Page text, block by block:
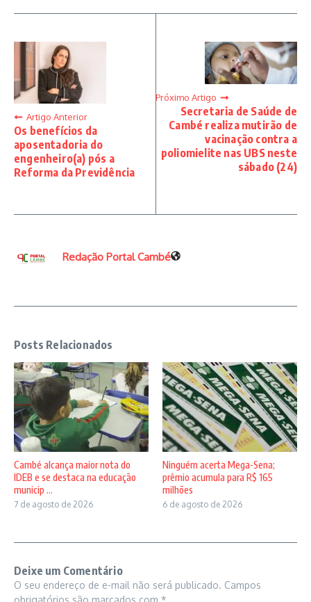
Artigo Anterior
Os benefícios da
aposentadoria do
engenheiro(a) pós a
Reforma da Previdência
Próximo Artigo
Secretaria de Saúde de
Cambé realiza mutirão de
vacinação contra a
poliomielite nas UBS neste
sábado (24)
Redação Portal Cambé
Posts Relacionados
Cambé alcança maior nota do
IDEB e se destaca na educação
municip ...
7 de agosto de 2026
Ninguém acerta Mega-Sena;
prêmio acumula para R$ 165
milhões
6 de agosto de 2026
Deixe um Comentário
O seu endereço de e-mail não será publicado. Campos